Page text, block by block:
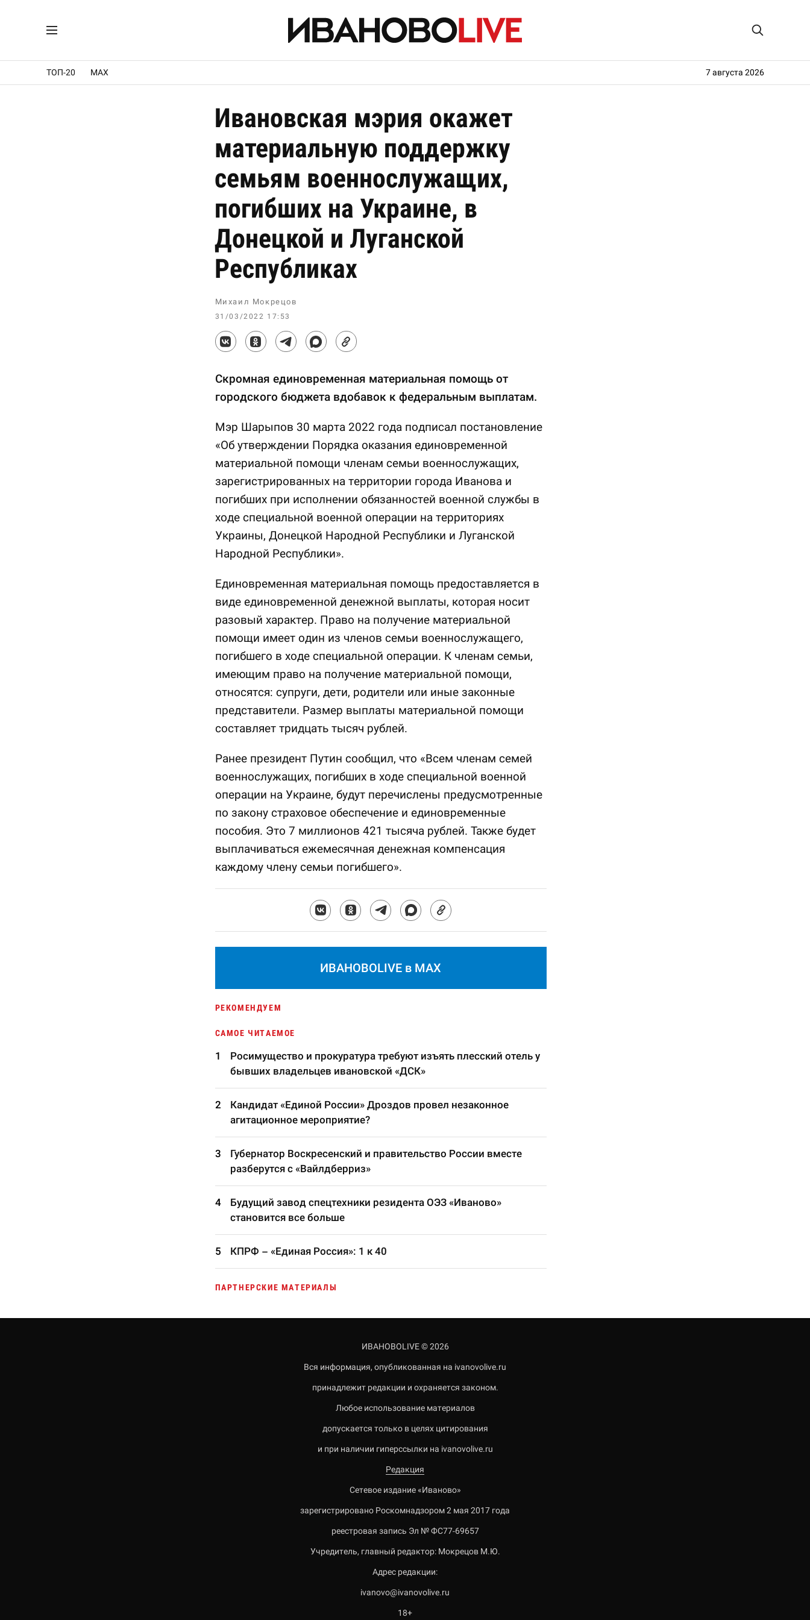
ТОП-20 MAX 7 августа 2026
Ивановская мэрия окажет
материальную поддержку
семьям военнослужащих,
погибших на Украине, в
Донецкой и Луганской
Республиках
Михаил Мокрецов
31/03/2022 17:53
Скромная единовременная материальная помощь от
городского бюджета вдобавок к федеральным выплатам.
Мэр Шарыпов 30 марта 2022 года подписал постановление
«Об утверждении Порядка оказания единовременной
материальной помощи членам семьи военнослужащих,
зарегистрированных на территории города Иванова и
погибших при исполнении обязанностей военной службы в
ходе специальной военной операции на территориях
Украины, Донецкой Народной Республики и Луганской
Народной Республики».
Единовременная материальная помощь предоставляется в
виде единовременной денежной выплаты, которая носит
разовый характер. Право на получение материальной
помощи имеет один из членов семьи военнослужащего,
погибшего в ходе специальной операции. К членам семьи,
имеющим право на получение материальной помощи,
относятся: супруги, дети, родители или иные законные
представители. Размер выплаты материальной помощи
составляет тридцать тысяч рублей.
Ранее президент Путин сообщил, что «Всем членам семей
военнослужащих, погибших в ходе специальной военной
операции на Украине, будут перечислены предусмотренные
по закону страховое обеспечение и единовременные
пособия. Это 7 миллионов 421 тысяча рублей. Также будет
выплачиваться ежемесячная денежная компенсация
каждому члену семьи погибшего».
ИВАНОВОLIVE в MAX
РЕКОМЕНДУЕМ
САМОЕ ЧИТАЕМОЕ
Росимущество и прокуратура требуют изъять плесский отель у
бывших владельцев ивановской «ДСК»
Кандидат «Единой России» Дроздов провел незаконное
агитационное мероприятие?
Губернатор Воскресенский и правительство России вместе
разберутся с «Вайлдберриз»
Будущий завод спецтехники резидента ОЭЗ «Иваново»
становится все больше
КПРФ – «Единая Россия»: 1 к 40
ПАРТНЕРСКИЕ МАТЕРИАЛЫ
ИВАНОВОLIVE © 2026
Вся информация, опубликованная на ivanovolive.ru
принадлежит редакции и охраняется законом.
Любое использование материалов
допускается только в целях цитирования
и при наличии гиперссылки на ivanovolive.ru
Редакция
Сетевое издание «Иваново»
зарегистрировано Роскомнадзором 2 мая 2017 года
реестровая запись Эл № ФС77-69657
Учредитель, главный редактор: Мокрецов М.Ю.
Адрес редакции:
ivanovo@ivanovolive.ru
18+